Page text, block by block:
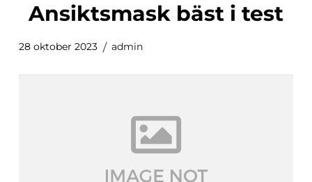
ansiktsmask bäst i test
28 oktober 2023 admin